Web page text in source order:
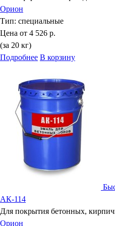
Орион
Тип: специальные
Цена от 4 526 р.
(за 20 кг)
Подробнее В корзину
АК-114
Для покрытия бетонных,
Орион